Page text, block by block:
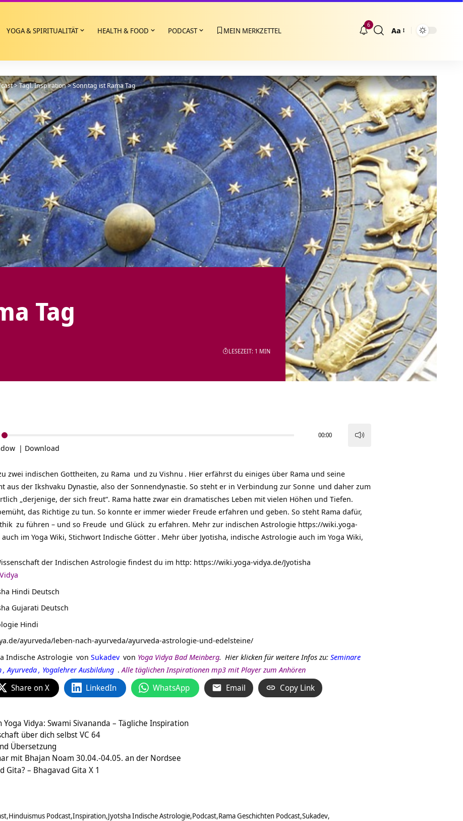
YOGA & SPIRITUALITÄT HEALTH & FOOD PODCAST MEIN MERKZETTEL
6
Größenänderung
Aa
>Tägl. Inspiration>Sonntag ist Rama Tag
Tag
LESEZEIT: 1 MIN
00:00
| Download
zwei indischen Gottheiten, zu Rama und zu Vishnu . Hier erfährst du einiges über Rama und seine
aus der Ikshvaku Dynastie, also der Sonnendynastie. So steht er in Verbindung zur Sonne und daher zum
„derjenige, der sich freut“. Rama hatte zwar ein dramatisches Leben mit vielen Höhen und Tiefen.
das Richtige zu tun. So konnte er immer wieder Freude erfahren und geben. So steht Rama dafür,
zu führen – und so Freude und Glück zu erfahren. Mehr zur indischen Astrologie https://wiki.yoga-
auch im Yoga Wiki, Stichwort Indische Götter . Mehr über Jyotisha, indische Astrologie auch im Yoga Wiki,
der Indischen Astrologie findest du im http: https://wiki.yoga-vidya.de/Jyotisha
Hindi Deutsch
Gujarati Deutsch
Hindi
ayurveda/leben-nach-ayurveda/ayurveda-astrologie-und-edelsteine/
Indische Astrologie von Sukadev von Yoga Vidya Bad Meinberg. Hier klicken für weitere Infos zu: Seminare
, Ayurveda, Yogalehrer Ausbildung . Alle täglichen Inspirationen mp3 mit Player zum Anhören
Share on X LinkedIn WhatsApp Email Copy Link
Yoga Vidya: Swami Sivananda – Tägliche Inspiration
über dich selbst VC 64
Übersetzung
mit Bhajan Noam 30.04.-04.05. an der Nordsee
Gita? – Bhagavad Gita X 1
Hinduismus Podcast Inspiration Jyotsha Indische Astrologie Podcast Rama Geschichten Podcast Sukadev